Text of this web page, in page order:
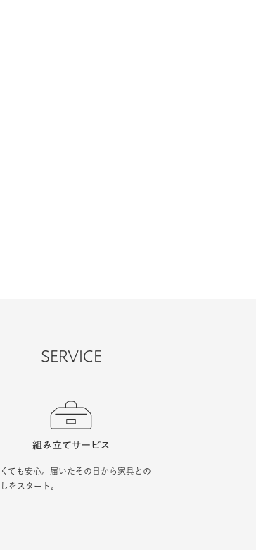
SERVICE
ても安心。届いたその日から家具との
をスタート。